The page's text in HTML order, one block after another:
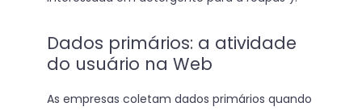
Dados primários: a atividade
do usuário na Web
As empresas coletam dados primários quando